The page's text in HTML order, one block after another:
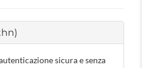
sicura e senza